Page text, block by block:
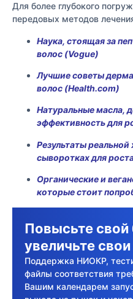
Для более глубокого
передовых методов
Наука, стоящая за
волос (Vogue)
Лучшие советы
волос (Health.com)
Натуральные масла,
эффективность для
Результаты
сыворотках для
Органические и
которые стоит
Повысьте свой
увеличьте
Поддержка НИОКР,
файлы соответствия
Вашим календарем